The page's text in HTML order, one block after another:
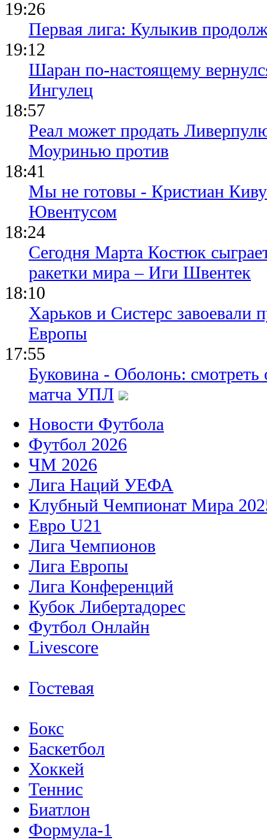
19:26
Первая лига: Кулыкив
19:12
Шаран по-настоящему
Ингулец
18:57
Реал может продать
Моуринью против
18:41
Мы не готовы - Кристиан
Ювентусом
18:24
Сегодня Марта Костюк
ракетки мира – Иги Швентек
18:10
Харьков и Систерс завоевали
Европы
17:55
Буковина - Оболонь:
матча УПЛ
Новости Футбола
Футбол 2026
ЧМ 2026
Лига Наций УЕФА
Клубный Чемпионат Мира
Евро U21
Лига Чемпионов
Лига Европы
Лига Конференций
Кубок Либертадорес
Футбол Онлайн
Livescore
Гостевая
Бокс
Баскетбол
Хоккей
Теннис
Биатлон
Формула-1